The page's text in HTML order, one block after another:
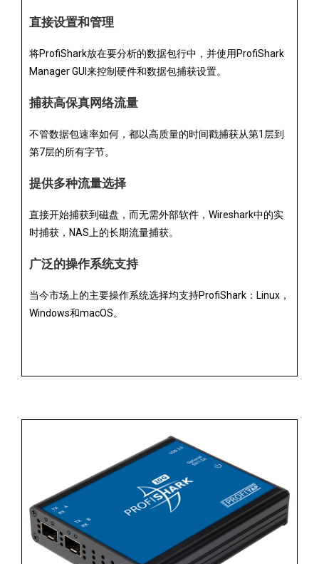
直接设置和管理
将ProfiShark放在要分析的数据包行中，并使用ProfiShark
Manager GUI来控制硬件和数据包捕获设置。
捕获高保真网络流量
不管数据包速率如何，都以高质量的时间戳捕获从第1层到
第7层的所有字节。
提供多种流量选择
直接开始捕获到磁盘，而无需外部软件，Wireshark中的实
时捕获，NAS上的长期流量捕获。
广泛的操作系统支持
当今市场上的主要操作系统选择均支持ProfiShark：Linux，
Windows和macOS。